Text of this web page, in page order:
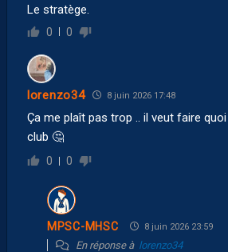
Le stratège.
0 0
lorenzo34 8 juin 2026 17:48
Ça me plaît pas trop .. il veut faire quoi
club 🤔
0 0
MPSC-MHSC 8 juin 2026 23:59
En réponse à lorenzo34